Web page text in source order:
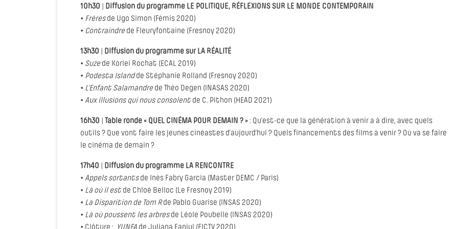
10h30
Diffusion du programme LE POLITIQUE, RÉFLEXIONS SUR LE MONDE CONTEMPORAIN
• Frèresde Ugo Simon (Fémis 2020)
• Contraindrede Fleuryfontaine (Fresnoy 2020)
13h30
Diffusion du programme sur LA RÉALITÉ
• Suzede Korlei Rochat (ECAL 2019)
• Podesta Islandde Stéphanie Rolland (Fresnoy 2020)
• L'Enfant Salamandrede Théo Degen (INASAS 2020)
• Aux illusions qui nous consolentde C. Pithon (HEAD 2021)
16h30 Table ronde « QUEL CINÉMA POUR DEMAIN ? » : Qu’est-ce que la génération à venir a à dire, avec quels
outils ? Que vont faire les jeunes cinéastes d’aujourd’hui ? Quels financements des films à venir ? Où va se faire
le cinéma de demain ?
17h40
Diffusion du programme LA RENCONTRE
• Appels sortantsde Inès Fabry Garcia (Master DEMC / Paris)
• Là où il estde Chloé Belloc (Le Fresnoy 2019)
• La Disparition de Tom Rde Pablo Guarise (INSAS 2020)
• Là où poussent les arbresde Léole Poubelle (INSAS 2020)